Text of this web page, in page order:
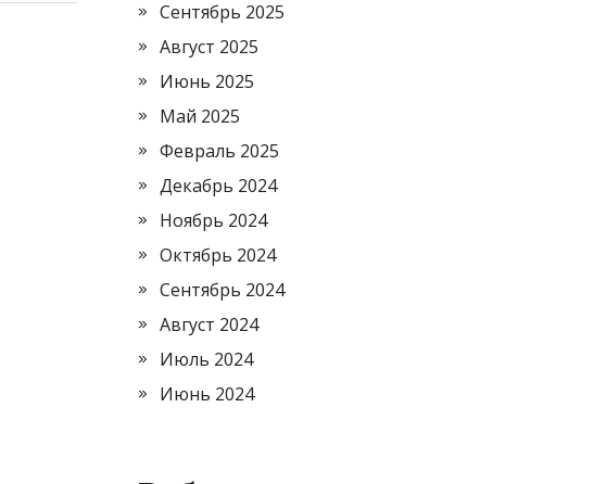
Сентябрь 2025
Август 2025
Июнь 2025
Май 2025
Февраль 2025
Декабрь 2024
Ноябрь 2024
Октябрь 2024
Сентябрь 2024
Август 2024
Июль 2024
Июнь 2024